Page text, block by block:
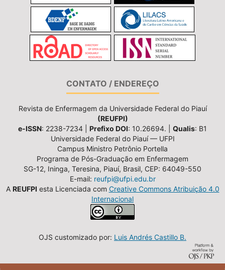
CONTATO / ENDEREÇO
Revista de Enfermagem da Universidade Federal do Piauí
(REUFPI)
e-ISSN: 2238-7234 | Prefixo DOI: 10.26694. | Qualis: B1
Universidade Federal do Piauí — UFPI
Campus Ministro Petrônio Portella
Programa de Pós-Graduação em Enfermagem
SG-12, Ininga, Teresina, Piauí, Brasil, CEP: 64049-550
E-mail: reufpi@ufpi.edu.br
A REUFPI esta Licenciada com Creative Commons Atribuição 4.0
Internacional
OJS customizado por: Luis Andrés Castillo B.